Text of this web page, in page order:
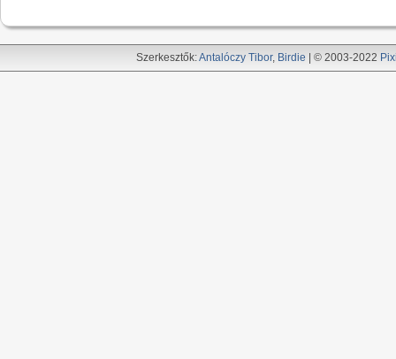
Szerkesztők:Antalóczy Tibor, Birdie | © 2003-2022